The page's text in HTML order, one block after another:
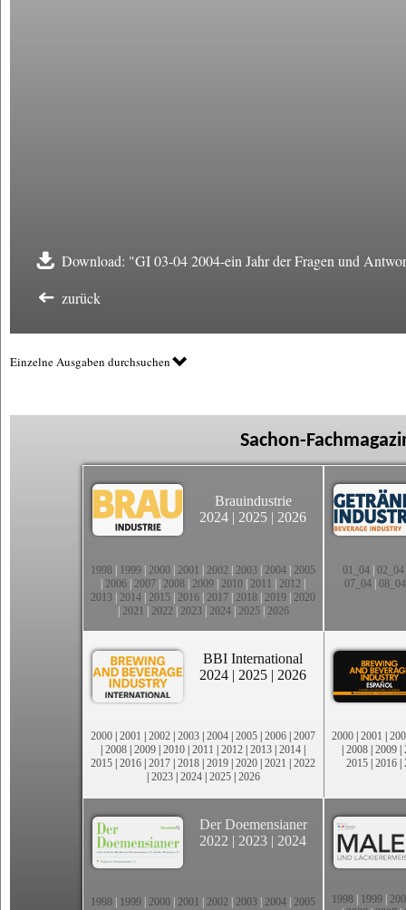
Download: "GI 03-04 2004-ein Jahr der Fragen und
zurück
Einzelne Ausgaben durchsuchen
Sachon-
Brauindustrie
2024 | 2025 | 2026
1998 1999 2000 2001 2002 2003 2004 2005
2006 2007 2008 2009 2010 2011 2012
2013 2014 2015 2016 2017 2018 2019 2020
2021 2022 2023| 2024| 2025| 2026
01_04| 02_04
07_04 08_04
BBI International
2024 | 2025 | 2026
2000 | 2001 | 2002 | 2003 | 2004 | 2005 | 2006 | 2007
| 2008 | 2009 | 2010 | 2011 | 2012 | 2013 | 2014 |
2015 | 2016 | 2017 | 2018 | 2019 | 2020 | 2021 | 2022
| 2023| 2024| 2025| 2026
2000 | 2001 |
| 2008 | 2009 |
2015 | 2016 |
Der Doemensianer
2022 | 2023 | 2024
1998 1999 2000 2001 2002 2003 2004 2005
1998 1999